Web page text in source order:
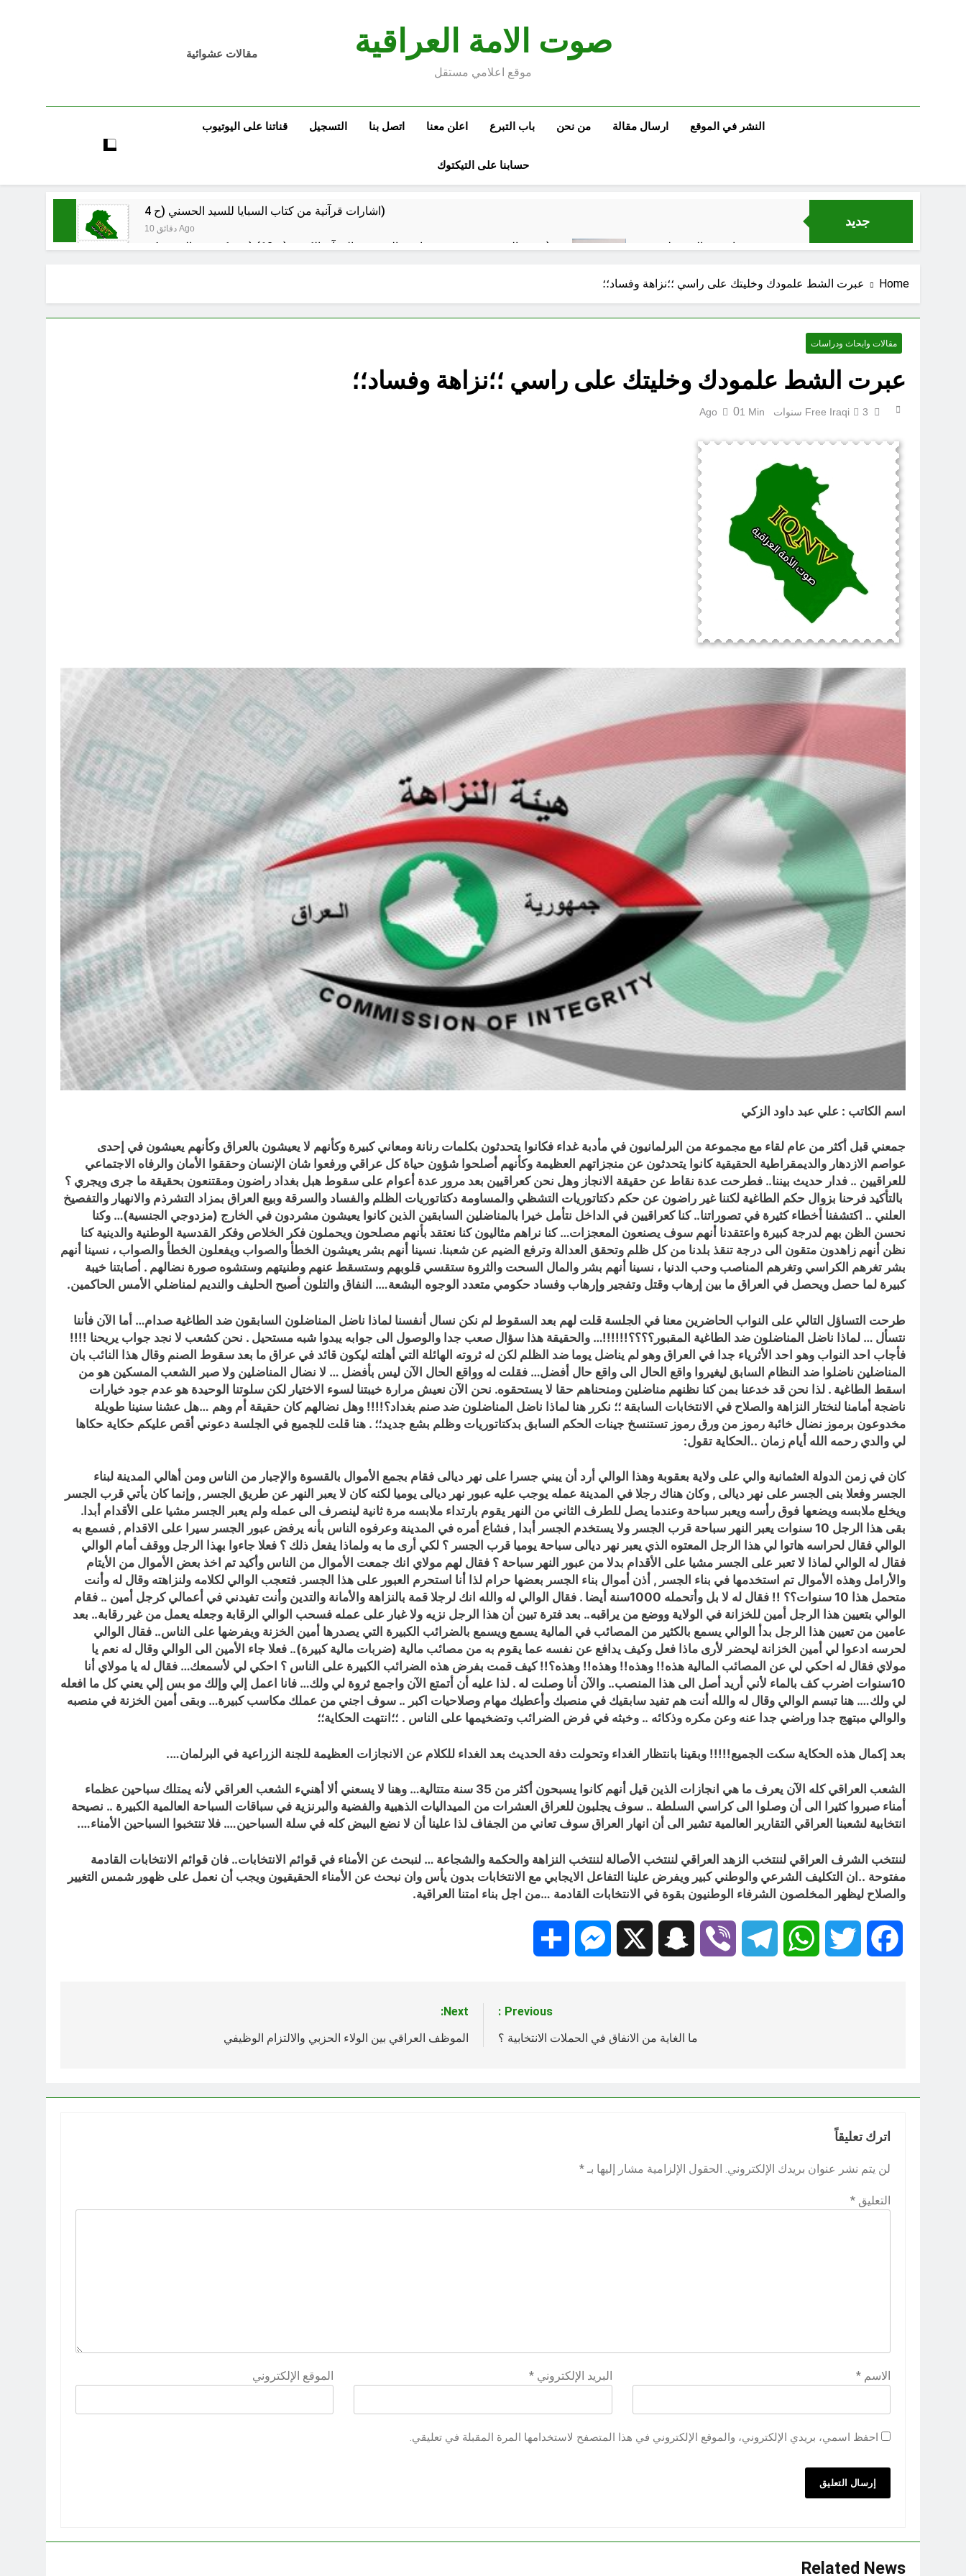
صوت الامة العراقية
موقع اعلامي مستقل
مقالات عشوائية
النشر في الموقع ارسال مقالة من نحن باب التبرع اعلن معنا اتصل بنا التسجيل قناتنا على اليوتيوب
حسابنا على التيكتوك
جديد
اشارات قرآنية من كتاب السبايا للسيد الحسني (ح 4)
10 دقائق Ago
جيش المرجعية ضرورة عراقية: القوة في القرآن الكريم (ح 13) (ويزدكم قوة الى قوتكم) اصدع بالحق ولو مرّة
سطور حقيقية … وأخرى فانتازية سوريالية في الحقبة الديستوبية مع مؤسساتنا الصحية !!
من راسمالية الدولة الى راسمالية المرجعيات والاحزاب والمليشيات والاذرع
Home عبرت الشط علمودك وخليتك على راسي ؛؛نزاهة وفساد؛؛
مقالات وابحاث ودراسات
عبرت الشط علمودك وخليتك على راسي ؛؛نزاهة وفساد؛؛
Free Iraqi 3 سنوات Ago 01 Min
اسم الكاتب : علي عبد داود الزكي
جمعني قبل أكثر من عام لقاء مع مجموعة من البرلمانيون في مأدبة غداء فكانوا يتحدثون بكلمات رنانة ومعاني كبيرة وكأنهم لا يعيشون بالعراق وكأنهم يعيشون في إحدى
عواصم الازدهار والديمقراطية الحقيقية كانوا يتحدثون عن منجزاتهم العظيمة وكأنهم أصلحوا شؤون حياة كل عراقي ورفعوا شان الإنسان وحققوا الأمان والرفاه الاجتماعي
للعراقيين .. فدار حديث بيننا.. فطرحت عدة نقاط عن حقيقة الانجاز وهل نحن كعراقيين بعد مرور عدة أعوام على سقوط هبل بغداد راضون ومقتنعون بحقيقة ما جرى ويجري ؟
بالتأكيد فرحنا بزوال حكم الطاغية لكننا غير راضون عن حكم دكتاتوريات التشظي والمساومة دكتاتوريات الظلم والفساد والسرقة وبيع العراق بمزاد التشرذم والانهيار والتفصيخ
العلني .. اكتشفنا أخطاء كثيرة في تصوراتنا.. كنا كعراقيين في الداخل نتأمل خيرا بالمناضلين السابقين الذين كانوا يعيشون مشردون في الخارج (مزدوجي الجنسية)… وكنا
نحسن الظن بهم لدرجة كبيرة واعتقدنا أنهم سوف يصنعون المعجزات… كنا نراهم مثاليون كنا نعتقد بأنهم مصلحون ويحملون فكر الخلاص وفكر القدسية الوطنية والدينية كنا
نظن أنهم زاهدون متقون الى درجة تنقذ بلدنا من كل ظلم وتحقق العدالة وترفع الضيم عن شعبنا. نسينا أنهم بشر يعيشون الخطأ والصواب ويفعلون الخطأ والصواب ، نسينا أنهم
بشر تغرهم الكراسي وتغرهم المناصب وحب الدنيا ، نسينا أنهم بشر والمال السحت والثروة ستقسي قلوبهم وستسقط عنهم وطنيتهم وستشوه صورة نضالهم . أصابتنا خيبة
كبيرة لما حصل ويحصل في العراق ما بين إرهاب وقتل وتفجير وإرهاب وفساد حكومي متعدد الوجوه البشعة…. النفاق والتلون أصبح الحليف والنديم لمناضلي الأمس الحاكمين.
طرحت التساؤل التالي على النواب الحاضرين معنا في الجلسة قلت لهم بعد السقوط لم نكن نسال أنفسنا لماذا ناضل المناضلون السابقون ضد الطاغية صدام… أما الآن فأننا
نتسأل … لماذا ناضل المناضلون ضد الطاغية المقبور؟؟؟؟!!!!!!… والحقيقة هذا سؤال صعب جدا والوصول الى جوابه يبدوا شبه مستحيل . نحن كشعب لا نجد جواب يريحنا !!!!
فأجاب احد النواب وهو احد الأثرياء جدا في العراق وهو لم يناضل يوما ضد الظلم لكن له ثروته الهائلة التي أهلته ليكون قائد في عراق ما بعد سقوط الصنم وقال هذا النائب بان
المناضلين ناضلوا ضد النظام السابق ليغيروا واقع الحال الى واقع حال أفضل… فقلت له وواقع الحال الآن ليس بأفضل … لا نضال المناضلين ولا صبر الشعب المسكين هو من
اسقط الطاغية . لذا نحن قد خدعنا بمن كنا نظنهم مناضلين ومنحناهم حقا لا يستحقوه. نحن الآن نعيش مرارة خيبتنا لسوء الاختيار لكن سلوتنا الوحيدة هو عدم جود خيارات
ناضجة أمامنا لنختار النزاهة والصلاح في الانتخابات السابقة ؛؛ نكرر هنا لماذا ناضل المناضلون ضد صنم بغداد؟!!!! وهل نضالهم كان حقيقة أم وهم …هل عشنا سنينا طويلة
مخدوعون برموز نضال خائبة رموز من ورق رموز تستنسخ جينات الحكم السابق بدكتاتوريات وظلم بشع جديد؛؛ . هنا قلت للجميع في الجلسة دعوني أقص عليكم حكاية حكاها
لي والدي رحمه الله أيام زمان ..الحكاية تقول:
كان في زمن الدولة العثمانية والي على ولاية بعقوبة وهذا الوالي أرد أن يبني جسرا على نهر ديالى فقام بجمع الأموال بالقسوة والإجبار من الناس ومن أهالي المدينة لبناء
الجسر وفعلا بنى الجسر على نهر ديالى , وكان هناك رجلا في المدينة عمله يوجب عليه عبور نهر ديالى يوميا لكنه كان لا يعبر النهر عن طريق الجسر , وإنما كان يأتي قرب الجسر
ويخلع ملابسه ويضعها فوق رأسه ويعبر سباحة وعندما يصل للطرف الثاني من النهر يقوم بارتداء ملابسه مرة ثانية لينصرف الى عمله ولم يعبر الجسر مشيا على الأقدام أبدا.
بقى هذا الرجل 10 سنوات يعبر النهر سباحة قرب الجسر ولا يستخدم الجسر أبدا , فشاع أمره في المدينة وعرفوه الناس بأنه يرفض عبور الجسر سيرا على الاقدام , فسمع به
الوالي فقال لحراسه هاتوا لي هذا الرجل المعتوه الذي يعبر نهر ديالى سباحة يوميا قرب الجسر ؟ لكي أرى ما به ولماذا يفعل ذلك ؟ فعلا جاءوا بهذا الرجل ووقف أمام الوالي
فقال له الوالي لماذا لا تعبر على الجسر مشيا على الأقدام بدلا من عبور النهر سباحة ؟ فقال لهم مولاي انك جمعت الأموال من الناس وأكيد تم اخذ بعض الأموال من الأيتام
والأرامل وهذه الأموال تم استخدمها في بناء الجسر , أذن أموال بناء الجسر بعضها حرام لذا أنا استحرم العبور على هذا الجسر. فتعجب الوالي لكلامه ولنزاهته وقال له وأنت
متحمل هذا 10 سنوات؟؟ !! فقال له لا بل وأتحمله 1000سنة أيضا . فقال الوالي له والله انك لرجلا قمة بالنزاهة والأمانة والتدين وأنت تفيدني في أعمالي كرجل أمين .. فقام
الوالي بتعيين هذا الرجل أمين للخزانة في الولاية ووضع من يراقبه.. بعد فترة تبين أن هذا الرجل نزيه ولا غبار على عمله فسحب الوالي الرقابة وجعله يعمل من غير رقابة.. بعد
عامين من تعيين هذا الرجل بدأ الوالي يسمع بالكثير من المصائب في المالية يسمع ويسمع بالضرائب الكبيرة التي يصدرها أمين الخزنة ويفرضها على الناس.. فقال الوالي
لحرسه ادعوا لي أمين الخزانة ليحضر لأرى ماذا فعل وكيف يدافع عن نفسه عما يقوم به من مصائب مالية (ضربات مالية كبيرة).. فعلا جاء الأمين الى الوالي وقال له نعم يا
مولاي فقال له احكي لي عن المصائب المالية هذه!! وهذه!! وهذه!! وهذه؟!! كيف قمت بفرض هذه الضرائب الكبيرة على الناس ؟ احكي لي لأسمعك… فقال له يا مولاي أنا
10سنوات اضرب كف بالماء لأني أريد أصل الى هذا المنصب.. والآن أنا وصلت له . لذا عليه أن أتمتع الآن واجمع ثروة لي ولك… فانا اعمل إلي وإلك مو بس إلي يعني كل ما افعله
لي ولك…. هنا تبسم الوالي وقال له والله أنت هم تفيد سابقيك في منصبك وأعطيك مهام وصلاحيات اكبر .. سوف اجني من عملك مكاسب كبيرة… وبقى أمين الخزنة في منصبه
والوالي مبتهج جدا وراضي جدا عنه وعن مكره وذكائه .. وخبثه في فرض الضرائب وتضخيمها على الناس . ؛؛انتهت الحكاية؛؛
بعد إكمال هذه الحكاية سكت الجميع!!!!! وبقينا بانتظار الغداء وتحولت دفة الحديث بعد الغداء للكلام عن الانجازات العظيمة للجنة الزراعية في البرلمان….
الشعب العراقي كله الآن يعرف ما هي انجازات الذين قيل أنهم كانوا يسبحون أكثر من 35 سنة متتالية… وهنا لا يسعني ألا أهنيء الشعب العراقي لأنه يمتلك سباحين عظماء
أمناء صبروا كثيرا الى أن وصلوا الى كراسي السلطة .. سوف يجلبون للعراق العشرات من الميداليات الذهبية والفضية والبرنزية في سباقات السباحة العالمية الكبيرة .. نصيحة
انتخابية لشعبنا العراقي التقارير العالمية تشير الى أن انهار العراق سوف تعاني من الجفاف لذا علينا أن لا نضع البيض كله في سلة السباحين…. فلا تنتخبوا السباحين الأمناء….
لننتخب الشرف العراقي لننتخب الزهد العراقي لننتخب الأصالة لننتخب النزاهة والحكمة والشجاعة … لنبحث عن الأمناء في قوائم الانتخابات.. فان قوائم الانتخابات القادمة
مفتوحة ..ان التكليف الشرعي والوطني كبير ويفرض علينا التفاعل الايجابي مع الانتخابات بدون يأس وان نبحث عن الأمناء الحقيقيون ويجب أن نعمل على ظهور شمس التغيير
والصلاح ليظهر المخلصون الشرفاء الوطنيون بقوة في الانتخابات القادمة …من اجل بناء امتنا العراقية.
Facebook
Twitter
WhatsApp
Telegram
Viber
Snapchat
Messenger
Previous:
ما الغاية من الانفاق في الحملات الانتخابية ؟
Next:
الموظف العراقي بين الولاء الحزبي والالتزام الوظيفي
اترك تعليقاً
لن يتم نشر عنوان بريدك الإلكتروني. الحقول الإلزامية مشار إليها بـ *
التعليق *
الاسم * البريد الإلكتروني* الموقع الإلكتروني
احفظ اسمي، بريدي الإلكتروني، والموقع الإلكتروني في هذا المتصفح لاستخدامها المرة المقبلة في تعليقي.
Related News